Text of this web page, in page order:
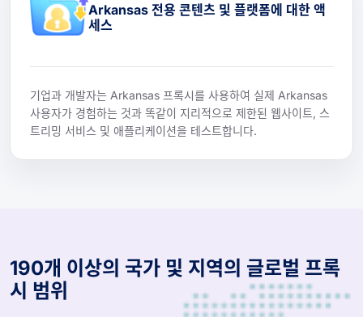
Arkansas 전용 콘텐츠 및 플랫폼에 대한 액
세스
기업과 개발자는 Arkansas 프록시를 사용하여 실제 Arkansas
사용자가 경험하는 것과 똑같이 지리적으로 제한된 웹사이트, 스
트리밍 서비스 및 애플리케이션을 테스트합니다.
190개 이상의 국가 및 지역의 글로벌 프록
시 범위